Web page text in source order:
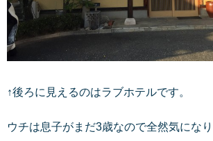
↑後ろに見えるのはラブホテルです。
ウチは息子がまだ3歳なので全然気にな